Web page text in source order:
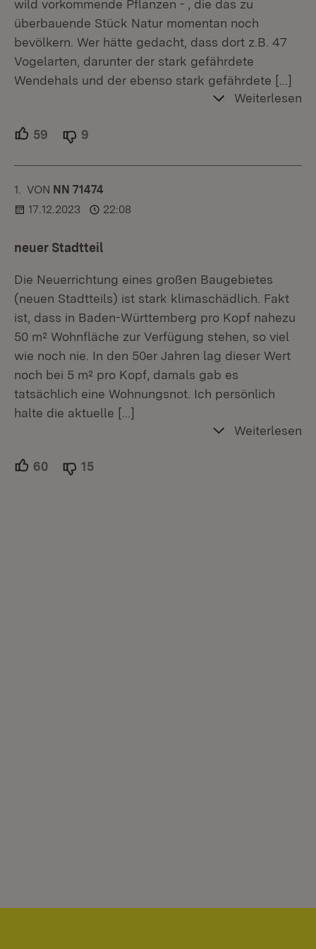
wild vorkommende Pflanzen - , die das zu
überbauende Stück Natur momentan noch
bevölkern. Wer hätte gedacht, dass dort z.B. 47
Vogelarten, darunter der stark gefährdete
Wendehals und der ebenso stark gefährdete […]
Weiterlesen
59 Unterstützer.
9
1. KOMMENTAR
VON :NN 71474
17.12.2023
22:08
neuer Stadtteil
Die Neuerrichtung eines großen Baugebietes
(neuen Stadtteils) ist stark klimaschädlich. Fakt
ist, dass in Baden-Württemberg pro Kopf nahezu
50 m² Wohnfläche zur Verfügung stehen, so viel
wie noch nie. In den 50er Jahren lag dieser Wert
noch bei 5 m² pro Kopf, damals gab es
tatsächlich eine Wohnungsnot. Ich persönlich
halte die aktuelle […]
Weiterlesen
60 Unterstützer.
15